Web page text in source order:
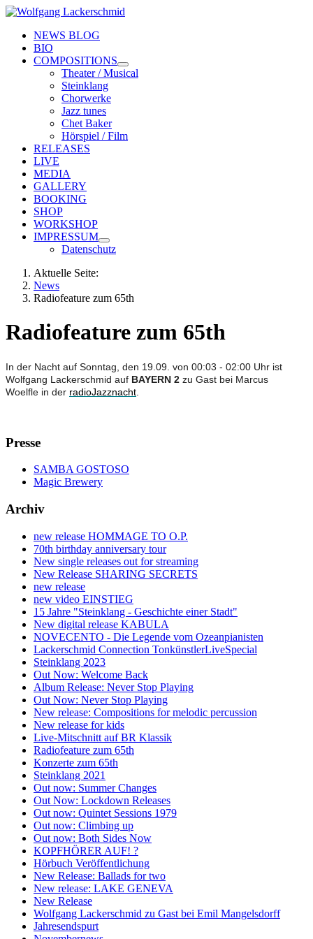
NEWS BLOG
BIO
COMPOSITIONS
Theater / Musical
Steinklang
Chorwerke
Jazz tunes
Chet Baker
Hörspiel / Film
RELEASES
LIVE
MEDIA
GALLERY
BOOKING
SHOP
WORKSHOP
IMPRESSUM
Datenschutz
Aktuelle Seite:
News
Radiofeature zum 65th
Radiofeature zum 65th
In der Nacht auf Sonntag, den 19.09. von 00:03 - 02:00 Uhr ist
Wolfgang Lackerschmid auf BAYERN 2 zu Gast bei Marcus
Woelfle in der radioJazznacht
Presse
SAMBA GOSTOSO
Magic Brewery
Archiv
new release HOMMAGE TO O.P.
70th birthday anniversary tour
New single releases out for streaming
New Release SHARING SECRETS
new release
new video EINSTIEG
15 Jahre "Steinklang - Geschichte einer Stadt"
New digital release KABULA
NOVECENTO - Die Legende vom Ozeanpianisten
Lackerschmid Connection TonkünstlerLiveSpecial
Steinklang 2023
Out Now: Welcome Back
Album Release: Never Stop Playing
Out Now: Never Stop Playing
New release: Compositions for melodic percussion
New release for kids
Live-Mitschnitt auf BR Klassik
Radiofeature zum 65th
Konzerte zum 65th
Steinklang 2021
Out now: Summer Changes
Out Now: Lockdown Releases
Out now: Quintet Sessions 1979
Out now: Climbing up
Out now: Both Sides Now
KOPFHÖRER AUF! ?
Hörbuch Veröffentlichung
New Release: Ballads for two
New release: LAKE GENEVA
New Release
Wolfgang Lackerschmid zu Gast bei Emil Mangelsdorff
Jahresendspurt